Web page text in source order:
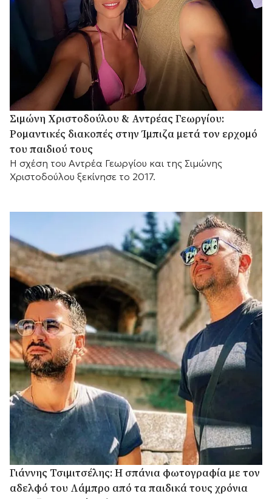
Σιμώνη Χριστοδούλου & Αντρέας Γεωργίου:
Ρομαντικές διακοπές στην Ίμπιζα μετά τον ερχομό
του παιδιού τους
Η σχέση του Αντρέα Γεωργίου και της Σιμώνης
Χριστοδούλου ξεκίνησε το 2017.
Γιάννης Τσιμιτσέλης: Η σπάνια φωτογραφία με τον
αδελφό του Λάμπρο από τα παιδικά τους χρόνια